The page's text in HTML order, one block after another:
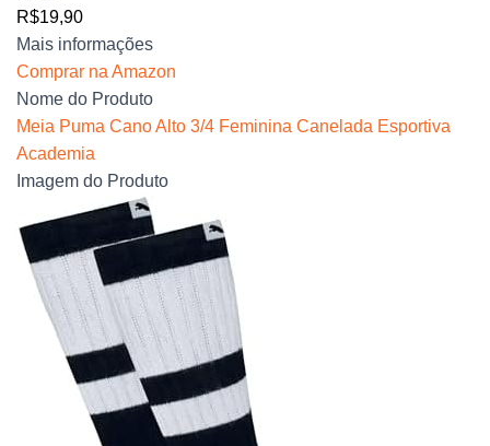
R$19,90
Mais informações
Comprar na Amazon
Nome do Produto
Meia Puma Cano Alto 3/4 Feminina Canelada Esportiva
Academia
Imagem do Produto